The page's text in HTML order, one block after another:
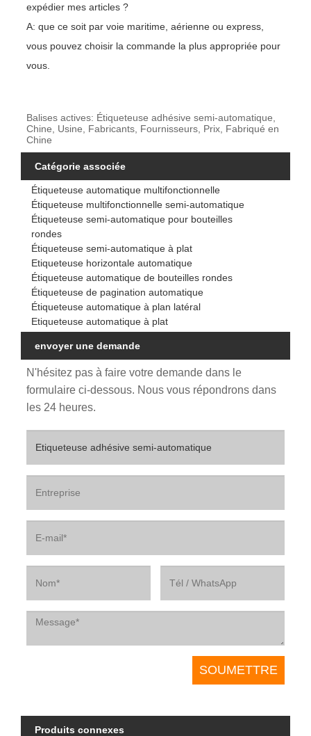
expédier mes articles ?
A: que ce soit par voie maritime, aérienne ou express,
vous pouvez choisir la commande la plus appropriée pour
vous.
Balises actives: Étiqueteuse adhésive semi-automatique,
Chine, Usine, Fabricants, Fournisseurs, Prix, Fabriqué en
Chine
Catégorie associée
Étiqueteuse automatique multifonctionnelle
Étiqueteuse multifonctionnelle semi-automatique
Étiqueteuse semi-automatique pour bouteilles
rondes
Étiqueteuse semi-automatique à plat
Etiqueteuse horizontale automatique
Étiqueteuse automatique de bouteilles rondes
Étiqueteuse de pagination automatique
Étiqueteuse automatique à plan latéral
Etiqueteuse automatique à plat
envoyer une demande
N'hésitez pas à faire votre demande dans le
formulaire ci-dessous. Nous vous répondrons dans
les 24 heures.
Produits connexes